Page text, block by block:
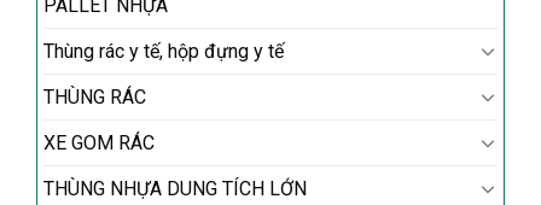
PALLET NHỰA
Thùng rác y tế, hộp đựng y tế
THÙNG RÁC
XE GOM RÁC
THÙNG NHỰA DUNG TÍCH LỚN